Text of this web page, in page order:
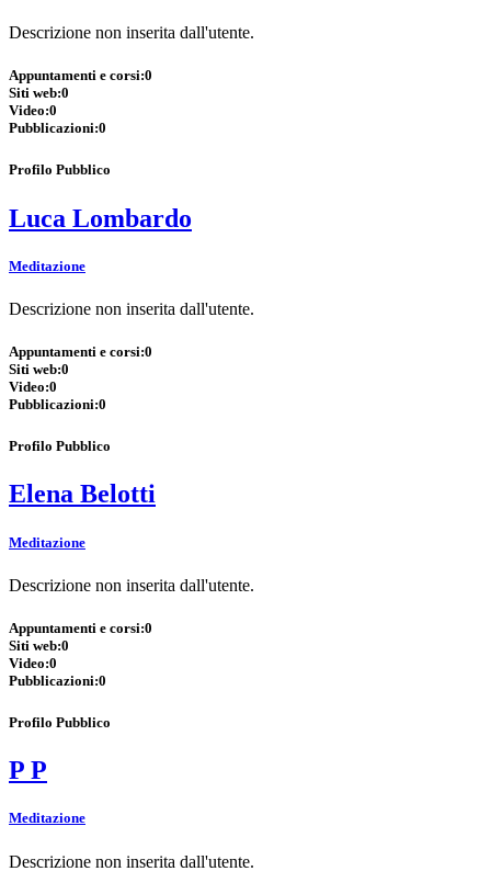
Descrizione non inserita dall'utente.
Appuntamenti e corsi:0
Siti web:0
Video:0
Pubblicazioni:0
Profilo Pubblico
Luca Lombardo
Meditazione
Descrizione non inserita dall'utente.
Appuntamenti e corsi:0
Siti web:0
Video:0
Pubblicazioni:0
Profilo Pubblico
Elena Belotti
Meditazione
Descrizione non inserita dall'utente.
Appuntamenti e corsi:0
Siti web:0
Video:0
Pubblicazioni:0
Profilo Pubblico
P P
Meditazione
Descrizione non inserita dall'utente.